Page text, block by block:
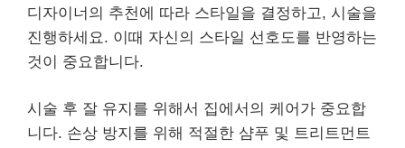
디자이너의 추천에 따라 스타일을 결정하고, 시술을
진행하세요. 이때 자신의 스타일 선호도를 반영하는
것이 중요합니다.
시술 후 잘 유지를 위해서 집에서의 케어가 중요합
니다. 손상 방지를 위해 적절한 샴푸 및 트리트먼트